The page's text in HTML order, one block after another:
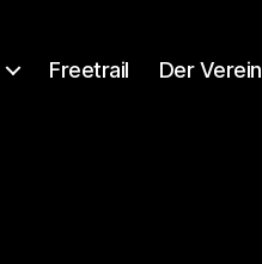
Freetrail Der Verein